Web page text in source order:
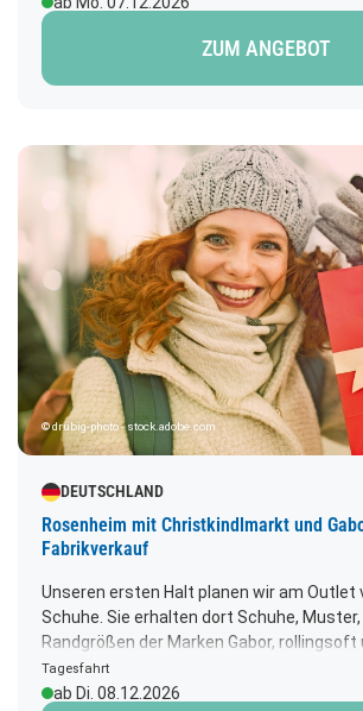
Momente der Freude.
ZUM ANGEBOT
© drubig-photo - stock.adobe.com
DEUTSCHLAND
Rosenheim mit Christkindlmarkt und
Fabrikverkauf
Unseren ersten Halt planen wir am Outlet
Schuhe. Sie erhalten dort Schuhe, Muster,
Randgrößen der Marken Gabor, rollingsoft
Außerdem erhalten Sie dort Gabor bags,
Pflegemittel und Accessoires. Anschl.
Tagesfahrt
ab Di. 08.12.2026